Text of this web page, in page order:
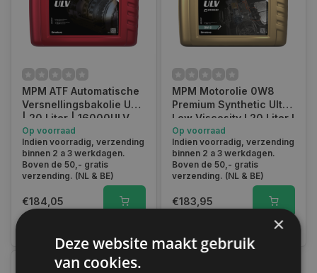
MPM ATF Automatische
Versnellingsbakolie ULV
| 20 Liter | 16000ULV
Op voorraad
Indien voorradig, verzending
binnen 2 a 3 werkdagen.
Boven de 50,- gratis
verzending. (NL & BE)
€184,05
MPM Motorolie 0W8
Premium Synthetic Ultra
Low Viscosity l 20 Liter l
08020ULV
Op voorraad
Indien voorradig, verzending
binnen 2 a 3 werkdagen.
Boven de 50,- gratis
verzending. (NL & BE)
€183,95
×
Deze website maakt gebruik
van cookies.